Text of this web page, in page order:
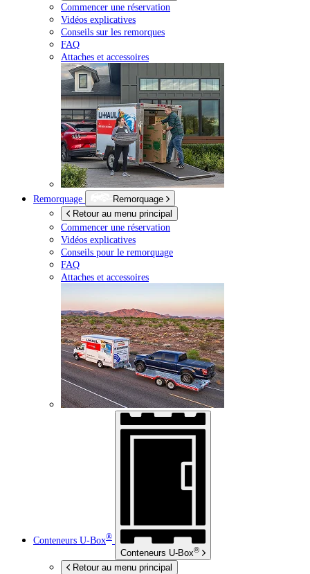
Commencer une réservation
Vidéos explicatives
Conseils sur les remorques
FAQ
Attaches et accessoires
Remorquage
Remorquage
Retour au menu principal
Commencer une réservation
Vidéos explicatives
Conseils pour le remorquage
FAQ
Attaches et accessoires
Conteneurs U-Box®
Conteneurs U-Box®
Retour au menu principal